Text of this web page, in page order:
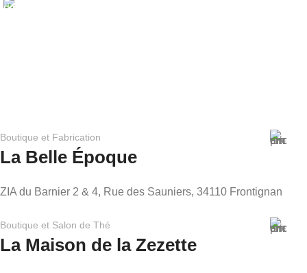
Boutique et Fabrication
La Belle Époque
ZIA du Barnier 2 & 4, Rue des Sauniers, 34110 Frontignan
Boutique et Salon de Thé
La Maison de la Zezette